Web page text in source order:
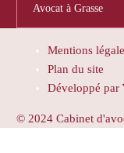
Avocat à Grasse
Mentions
Plan du site
Développé par
© 2024 Cabinet